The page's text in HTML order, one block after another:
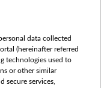
data collected
(hereinafter referred
technologies used to
or other similar
secure services,